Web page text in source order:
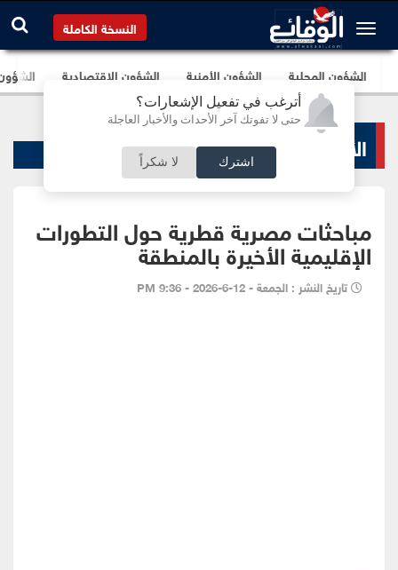
أترغب في تفعيل الإشعارات؟
حتى لا تفوتك آخر الأحداث والأخبار العاجلة
اشترك لا شكراً
النسخة الكاملة
الشؤون المحلية الشؤون الأمنية الشؤون الإقتصادية
الأخبار السياسية
مباحثات مصرية قطرية حول التطورات
الإقليمية الأخيرة بالمنطقة
تاريخ النشر : الجمعة - 12-6-2026 - 9:36 PM